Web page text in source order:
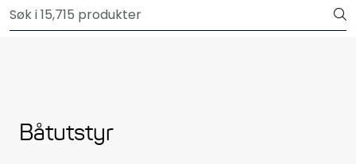
Skip to main content
Båtutstyr